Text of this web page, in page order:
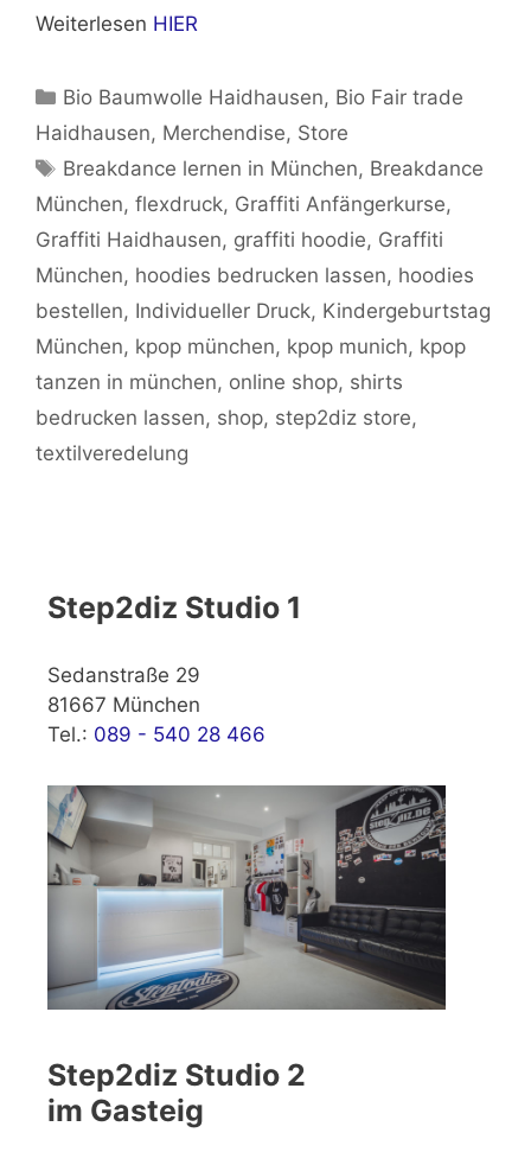
Weiterlesen HIER
Kategorien
Bio Baumwolle Haidhausen, Bio Fair trade
Haidhausen, Merchendise, Store
Schlagwörter
Breakdance lernen in München, Breakdance
München, flexdruck, Graffiti Anfängerkurse,
Graffiti Haidhausen, graffiti hoodie, Graffiti
München, hoodies bedrucken lassen, hoodies
bestellen, Individueller Druck, Kindergeburtstag
München, kpop münchen, kpop munich, kpop
tanzen in münchen, online shop, shirts
bedrucken lassen, shop, step2diz store,
textilveredelung
Step2diz Studio 1
Sedanstraße 29
81667 München
Tel.: 089 - 540 28 466
Step2diz Studio 2
im Gasteig